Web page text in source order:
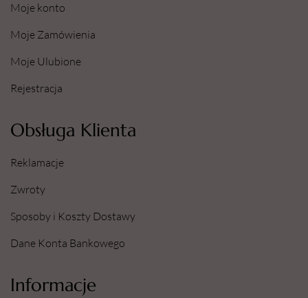
Moje konto
Moje Zamówienia
Moje Ulubione
Rejestracja
Obsługa Klienta
Reklamacje
Zwroty
Sposoby i Koszty Dostawy
Dane Konta Bankowego
Informacje